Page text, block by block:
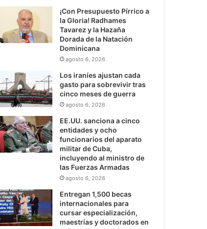
¡Con Presupuesto Pírrico a
la Gloria! Radhames
Tavarez y la Hazaña
Dorada de la Natación
Dominicana
agosto 6, 2026
Los iraníes ajustan cada
gasto para sobrevivir tras
cinco meses de guerra
agosto 6, 2026
EE.UU. sanciona a cinco
entidades y ocho
funcionarios del aparato
militar de Cuba,
incluyendo al ministro de
las Fuerzas Armadas
agosto 6, 2026
Entregan 1,500 becas
internacionales para
cursar especialización,
maestrías y doctorados en